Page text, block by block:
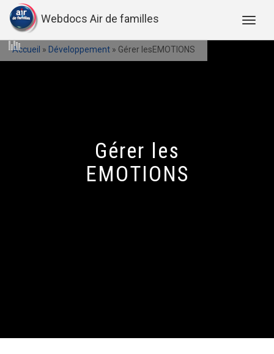
Webdocs Air de familles
Accueil » Développement » Gérer lesEMOTIONS
Gérer les
EMOTIONS